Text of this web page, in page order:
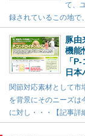
て、
録されているこの地で
豚由
機能
「
日
関節対応素材として市
を背景にそのニーズは
に対し・・・【記事詳